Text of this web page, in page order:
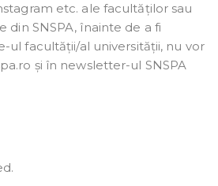
etc. ale facultăților sau
din SNSPA, înainte de a fi
ul facultății/al universității, nu vor
și în newsletter-ul SNSPA